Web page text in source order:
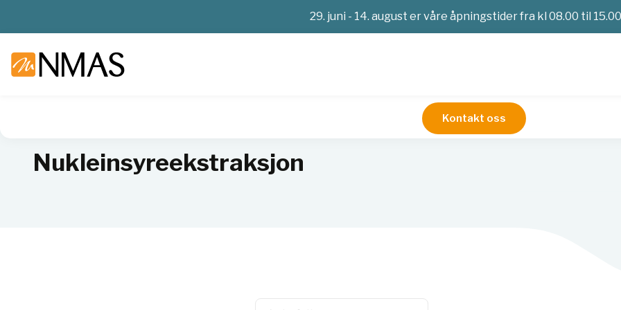
29. juni - 14. august er våre åpningstider fra kl 08.00 til 15.00
Kontakt oss
Nukleinsyreekstraksjon
Nukleinsyreekstraksjon